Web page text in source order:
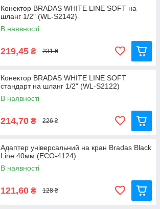
Конектор BRADAS WHITE LINE SOFT на
шланг 1/2" (WL-S2142)
В наявності
219,45 ₴ 231 ₴
Конектор BRADAS WHITE LINE SOFT
стандарт на шланг 1/2" (WL-S2122)
В наявності
214,70 ₴ 226 ₴
Адаптер універсальний на кран Bradas Black
Line 40мм (ECO-4124)
В наявності
121,60 ₴ 128 ₴